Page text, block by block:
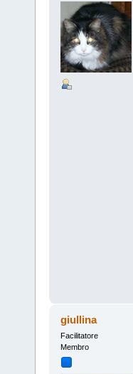
giullina
Facilitatore
Membro